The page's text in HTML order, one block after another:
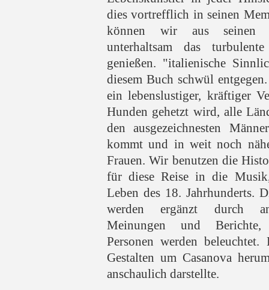
dies vortrefflich in seinen
können wir aus seinen
unterhaltsam das
genießen. "italienische
diesem Buch schwül
ein lebenslustiger, kräftiger
Hunden gehetzt wird, alle
den ausgezeichnesten
kommt und in weit noch
Frauen. Wir benutzen die
für diese Reise in die
Leben des 18. Jahrhunderts.
werden ergänzt durch
Meinungen und Berichte,
Personen werden beleuchtet.
Gestalten um Casanova
anschaulich darstellte.